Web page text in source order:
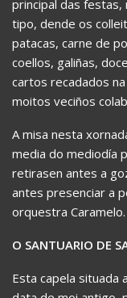
principal das
tipo, dende os
patacas, carne de
coellos, galiñas,
cartos recadados
moitos veciños
A misa nesta
media do mediodía
retirasen antes a
antes presenciar a
orquestra Caramelo.
O SANTUARIO DE
Esta capela situada